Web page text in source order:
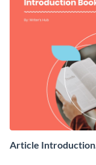
Article Introduction